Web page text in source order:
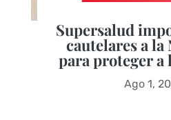
Supersalud
cautelares a la
para proteger a
Ago 1,